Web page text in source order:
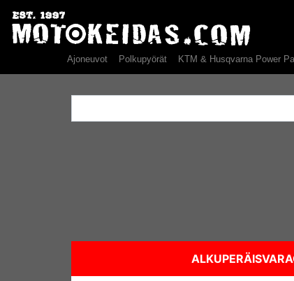
Ajoneuvot Polkupyörät KTM & Husqvarna Power